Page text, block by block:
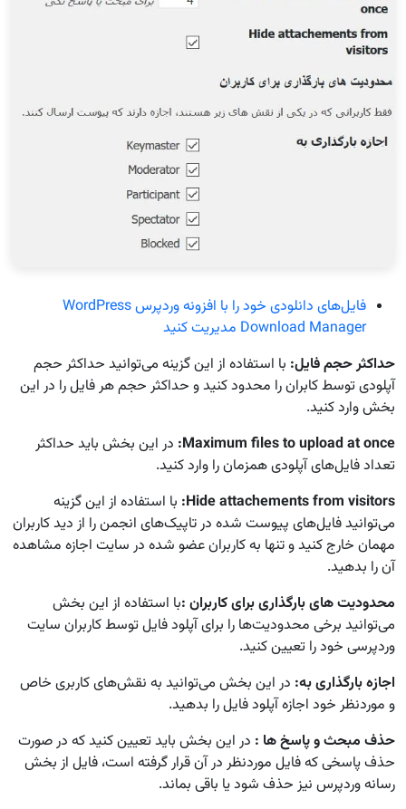
فایل‌های دانلودی خود را با افزونه وردپرس WordPress
Download Manager مدیریت کنید
حداکثر حجم فایل: با استفاده از این گزینه می‌توانید حداکثر حجم
آپلودی توسط کابران را محدود کنید و حداکثر حجم هر فایل را در این
بخش وارد کنید.
Maximum files to upload at once: در این بخش باید حداکثر
تعداد فایل‌های آپلودی همزمان را وارد کنید.
Hide attachements from visitors: با استفاده از این گزینه
می‌توانید فایل‌های پیوست شده در تاپیک‌های انجمن را از دید کاربران
مهمان خارج کنید و تنها به کاربران عضو شده در سایت اجازه مشاهده
آن را بدهید.
محدودیت های بارگذاری برای کاربران :با استفاده از این بخش
می‌توانید برخی محدودیت‌ها را برای آپلود فایل توسط کاربران سایت
وردپرسی خود را تعیین کنید.
اجازه بارگذاری به: در این بخش می‌توانید به نقش‌های ‌کاربری خاص
و موردنظر خود اجازه آپلود فایل را بدهید.
حذف مبحث و پاسخ ها : در این بخش باید تعیین کنید که در صورت
حذف پاسخی که فایل موردنظر در آن قرار گرفته است، فایل از بخش
رسانه وردپرس نیز حذف شود یا باقی بماند.